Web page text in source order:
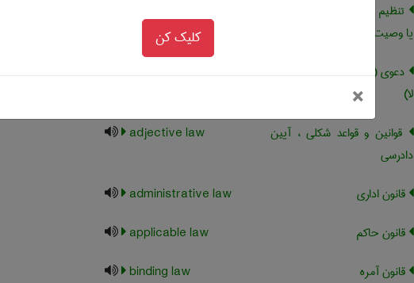
تنظیم سند قانونی (مثل قرارداد
یا وصیت نامه)
دعوی (مطروح در محاکم کامن
لا)
قوانین و قواعد شکلی ، آیین
دادرسی
adjective law
قانون اداري
administrative law
قانون حاکم
applicable law
قانون آمره
binding law
کلیک کن
×بستن